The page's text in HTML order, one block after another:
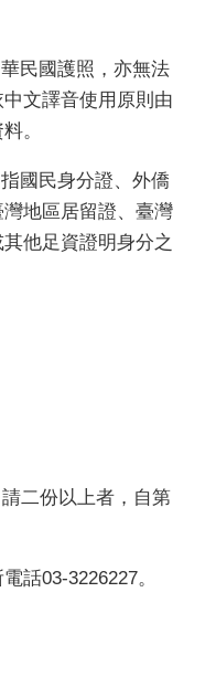
民國護照，亦無法
文譯音使用原則由
。
國民身分證、外僑
地區居留證、臺灣
他足資證明身分之
二份以上者，自第
話03-3226227。